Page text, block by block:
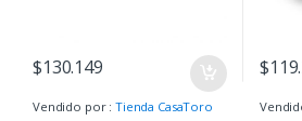
$130.149
Vendido por :Tienda CasaToro
$